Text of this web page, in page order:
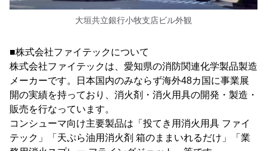
大垣共立銀行小牧支店ビル外観
■株式会社ファイテックについて
株式会社ファイテックは、愛知県の消防関連化学製品製造
メーカーです。日本国内のみならず海外48カ国に事業展
開の実績を持っており、消火剤・消火用具の開発・製造・
販売を行なっています。
コンシューマ向け主要製品は「投てき用消火用具 ファイ
テック」「天ぷら油用消火剤 箱のままいれるだけ」「業